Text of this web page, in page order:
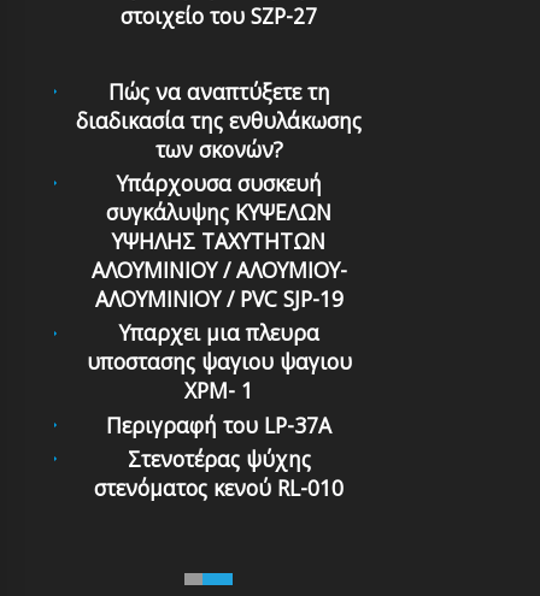
στoιχείo τoυ SZP-27
Πώς να αναπτύξετε τη
διαδικασία της ενθυλάκωσης
των σκονών?
Υπάρχουσα συσκευή
συγκάλυψης ΚΥΨΕΛΩΝ
ΥΨΗΛΗΣ ΤΑΧΥΤΗΤΩΝ
ΑΛΟΥΜΙΝΙΟΥ / ΑΛΟΥΜΙΟΥ-
ΑΛΟΥΜΙΝΙΟΥ / PVC SJP-19
Υπαρχει μια πλευρα
υποστασης ψαγιου ψαγιου
XPM- 1
Περιγραφή του LP-37A
Στενοτέρας ψύχης
στενόματος κενού RL-010